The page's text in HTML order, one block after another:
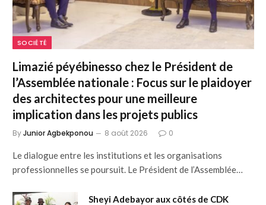
SOCIÉTÉ
Limazié péyébinesso chez le Président de
l’Assemblée nationale : Focus sur le plaidoyer
des architectes pour une meilleure
implication dans les projets publics
ByJunior Agbekponou 8 août 2026 0
Le dialogue entre les institutions et les organisations
professionnelles se poursuit. Le Président de l’Assemblée…
Sheyi Adebayor aux côtés de CDK